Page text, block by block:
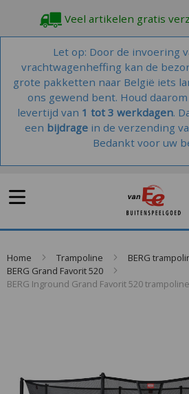
Veel artikelen gratis
Let op: Door de invoering
vrachtwagenheffing kan de
grote pakketten naar België iets
ons gewend bent. Houd
levertijd van 1 tot 3 werkdagen.
een bijdrage in de verzending
Bedankt voor uw
Home Trampoline BERG
BERG Grand Favorit 520
BERG Inground Grand Favorit 520